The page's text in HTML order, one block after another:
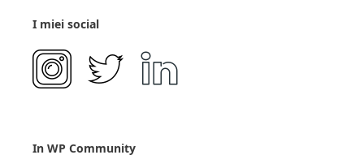
I miei social
In WP Community